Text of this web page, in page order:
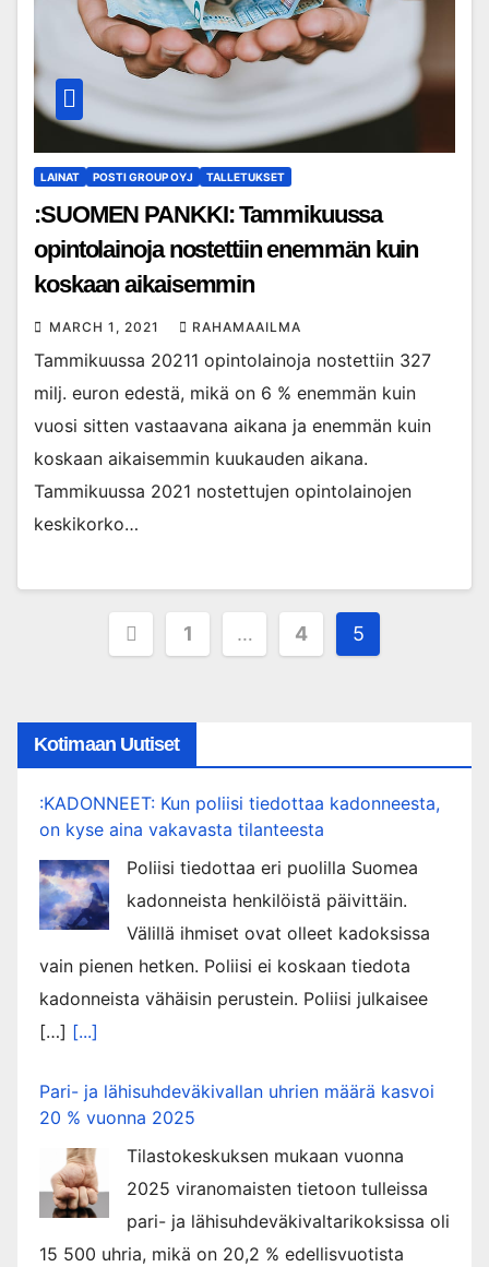
LAINAT POSTI GROUP OYJ TALLETUKSET
:SUOMEN PANKKI: Tammikuussa
opintolainoja nostettiin enemmän kuin
koskaan aikaisemmin
MARCH 1, 2021 RAHAMAAILMA
Tammikuussa 20211 opintolainoja nostettiin 327
milj. euron edestä, mikä on 6 % enemmän kuin
vuosi sitten vastaavana aikana ja enemmän kuin
koskaan aikaisemmin kuukauden aikana.
Tammikuussa 2021 nostettujen opintolainojen
keskikorko…
Posts1 … 4 5
Kotimaan Uutiset
:KADONNEET: Kun poliisi tiedottaa kadonneesta,
on kyse aina vakavasta tilanteesta
Poliisi tiedottaa eri puolilla Suomea
kadonneista henkilöistä päivittäin.
Välillä ihmiset ovat olleet kadoksissa
vain pienen hetken. Poliisi ei koskaan tiedota
kadonneista vähäisin perustein. Poliisi julkaisee
[…] [...]
Pari- ja lähisuhdeväkivallan uhrien määrä kasvoi
20 % vuonna 2025
Tilastokeskuksen mukaan vuonna
2025 viranomaisten tietoon tulleissa
pari- ja lähisuhdeväkivaltarikoksissa oli
15 500 uhria, mikä on 20,2 % edellisvuotista